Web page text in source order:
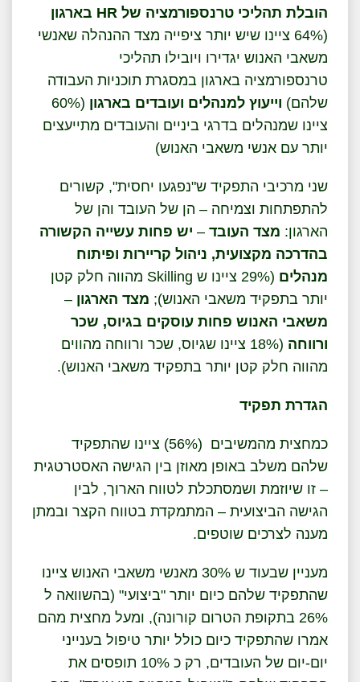
הובלת תהליכי טרנספורמציה של HR בארגון
(64% ציינו שיש יותר ציפייה מצד ההנהלה שאנשי
משאבי האנוש יגדירו ויובילו תהליכי
טרנספורמציה בארגון במסגרת תוכניות העבודה
שלהם) וייעוץ למנהלים ועובדים בארגון (60%
ציינו שמנהלים בדרגי ביניים והעובדים מתייעצים
יותר עם אנשי משאבי האנוש)
שני מרכיבי התפקיד ש"נפגעו יחסית", קשורים
להתפתחות וצמיחה – הן של העובד והן של
הארגון: מצד העובד – יש פחות עשייה הקשורה
בהדרכה מקצועית, ניהול קריירות ופיתוח
מנהלים
(29% ציינו ש Skilling מהווה חלק קטן
יותר בתפקיד משאבי האנוש); מצד הארגון –
משאבי האנוש פחות עוסקים בגיוס, שכר
ורווחה
(18% ציינו שגיוס, שכר ורווחה מהווים
מהווה חלק קטן יותר בתפקיד משאבי האנוש).
הגדרת תפקיד
כמחצית מהמשיבים (56%) ציינו שהתפקיד
שלהם משלב באופן מאוזן בין הגישה האסטרטגית
– זו שיוזמת ושמסתכלת לטווח הארוך, לבין
הגישה הביצועית – המתמקדת בטווח הקצר ובמתן
מענה לצרכים שוטפים.
מעניין שבעוד ש 30% מאנשי משאבי האנוש ציינו
שהתפקיד שלהם כיום יותר "ביצועי" (בהשוואה ל
26% בתקופת הטרום קורונה), ומעל מחצית מהם
אמרו שהתפקיד כיום כולל יותר טיפול בענייני
יום-יום של העובדים, רק כ 10% תופסים את